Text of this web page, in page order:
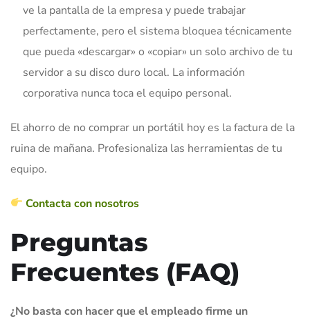
ve la pantalla de la empresa y puede trabajar
perfectamente, pero el sistema bloquea técnicamente
que pueda «descargar» o «copiar» un solo archivo de tu
servidor a su disco duro local. La información
corporativa nunca toca el equipo personal.
El ahorro de no comprar un portátil hoy es la factura de la
ruina de mañana. Profesionaliza las herramientas de tu
equipo.
Contacta con nosotros
Preguntas
Frecuentes (FAQ)
¿No basta con hacer que el empleado firme un